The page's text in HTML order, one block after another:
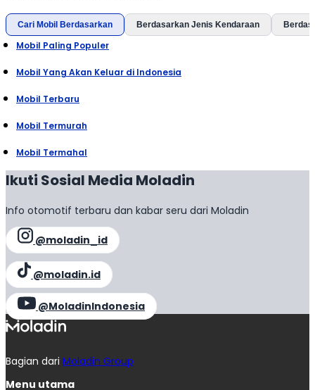
Cari Mobil Berdasarkan Berdasarkan Jenis Kendaraan
Mobil Paling Populer
Mobil Yang Akan Keluar di Indonesia
Mobil Terbaru
Mobil Termurah
Mobil Termahal
Ikuti Sosial Media Moladin
Info otomotif terbaru dan kabar seru dari Moladin
@moladin_id
@moladin.id
@MoladinIndonesia
Bagian dari Moladin Group
Menu utama